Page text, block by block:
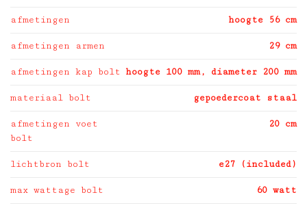
afmetingen hoogte 56 cm
afmetingen armen 29 cm
afmetingen kap bolt hoogte 100 mm, diameter 200 mm
materiaal bolt gepoedercoat staal
afmetingen voet
bolt
20 cm
lichtbron bolt e27 (included)
max wattage bolt 60 watt